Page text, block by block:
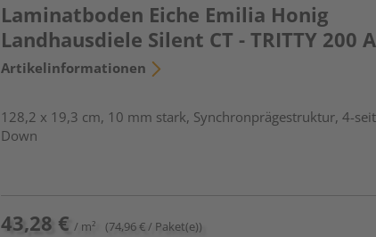
Laminatboden Eiche Emilia Honig
Landhausdiele Silent CT - TRITTY 200
Artikelinformationen
128,2 x 19,3 cm, 10 mm stark, Synchronprägestruktur, 4-
Down
43,28 € / m² (74,96 € / Paket(e))